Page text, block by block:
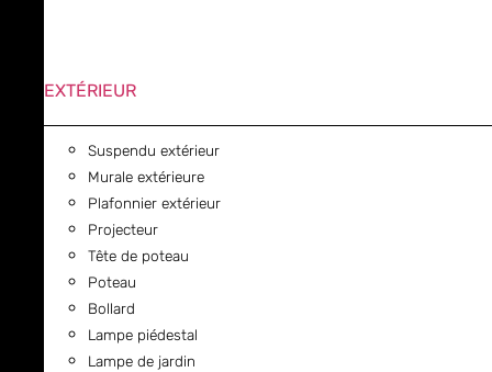
EXTÉRIEUR
Suspendu extérieur
Murale extérieure
Plafonnier extérieur
Projecteur
Tête de poteau
Poteau
Bollard
Lampe piédestal
Lampe de jardin